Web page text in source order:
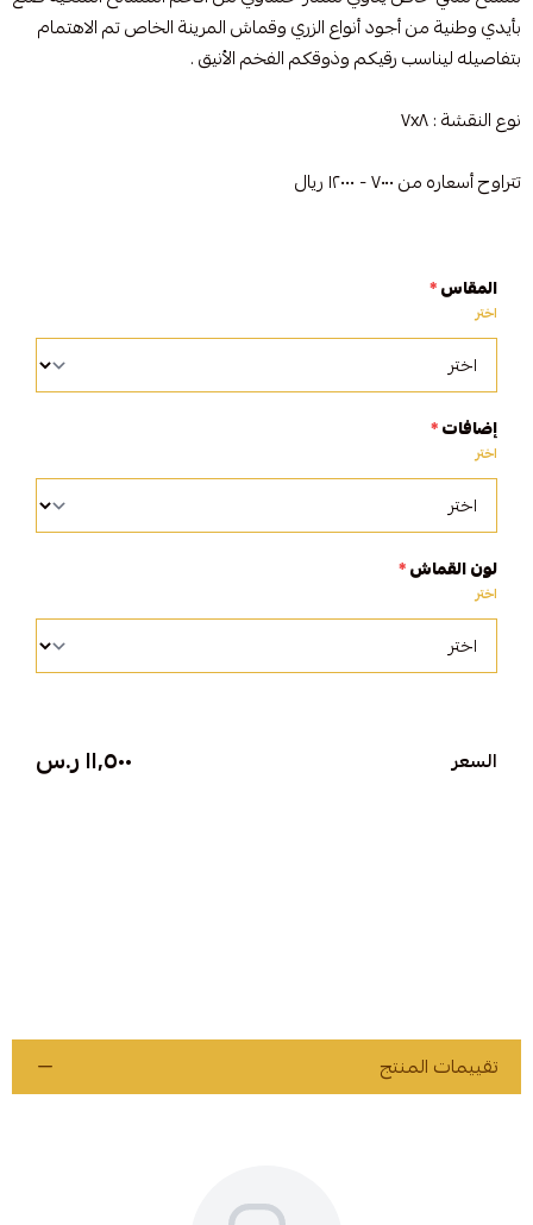
بأيدي وطنية من أجود أنواع الزري وقماش المرينة الخاص تم الاهتمام
بتفاصيله ليناسب رقيكم وذوقكم الفخم الأنيق .
نوع النقشة : ٧x٨
تتراوح أسعاره من ٧٠٠٠ - ١٢٠٠٠ ريال
المقاس*
اختر
إضافات*
اختر
لون القماش*
اختر
السعر ١١٬٥٠٠ ر.س
تقييمات المنتج